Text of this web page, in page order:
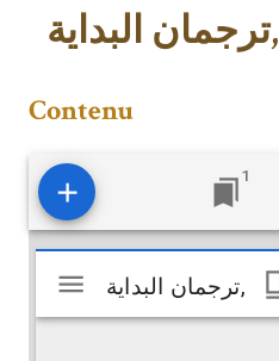
ترجمان البدایة,
Contenu
1
Visualiseur
Mirador
ترجمان البدایة,ترجمان البدایة,